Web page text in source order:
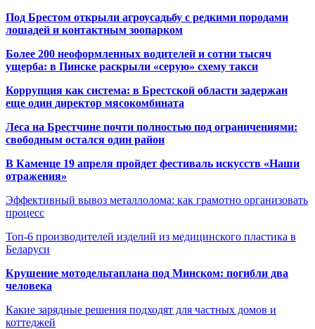
Под Брестом открыли агроусадьбу с редкими породами
лошадей и контактным зоопарком
Более 200 неоформленных водителей и сотни тысяч
ущерба: в Пинске раскрыли «серую» схему такси
Коррупция как система: в Брестской области задержан
еще один директор мясокомбината
Леса на Брестчине почти полностью под ограничениями:
свободным остался один район
В Каменце 19 апреля пройдет фестиваль искусств «Наши
отражения»
Эффективный вывоз металлолома: как грамотно организовать
процесс
Топ-6 производителей изделий из медицинского пластика в
Беларуси
Крушение мотодельтаплана под Минском: погибли два
человека
Какие зарядные решения подходят для частных домов и
коттеджей